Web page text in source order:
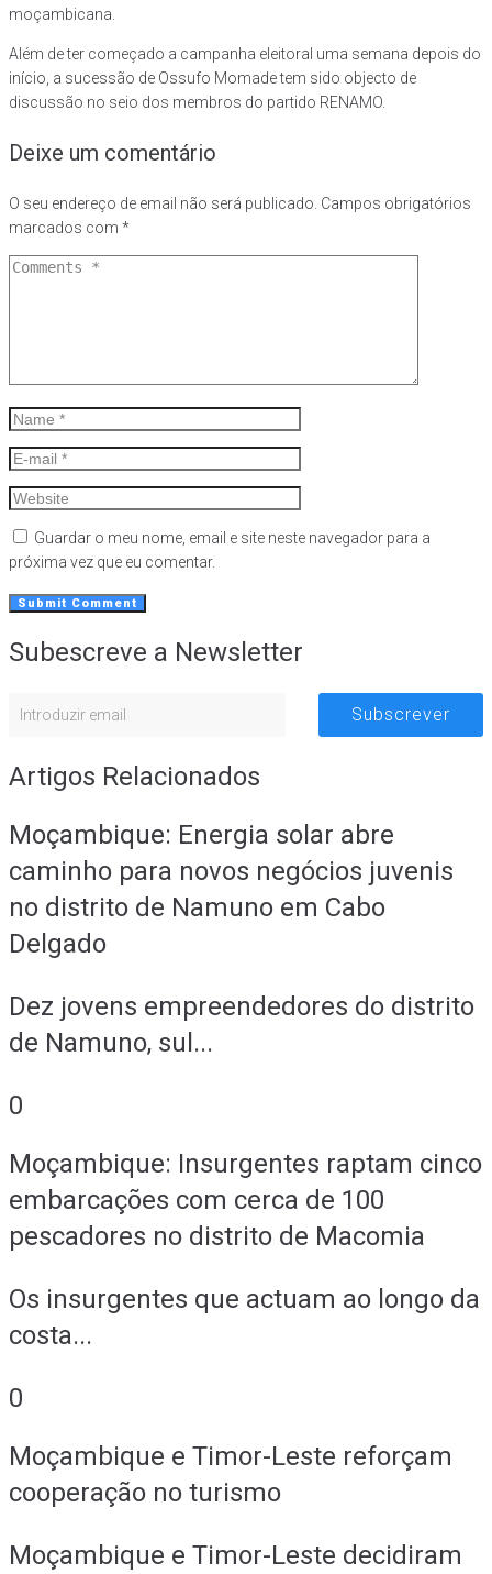
moçambicana.
Além de ter começado a campanha eleitoral uma semana depois do
início, a sucessão de Ossufo Momade tem sido objecto de
discussão no seio dos membros do partido RENAMO.
Deixe um comentário
O seu endereço de email não será publicado. Campos obrigatórios
marcados com *
Guardar o meu nome, email e site neste navegador para a
próxima vez que eu comentar.
Subescreve a Newsletter
Subscrever
Artigos Relacionados
Moçambique: Energia solar abre
caminho para novos negócios juvenis
no distrito de Namuno em Cabo
Delgado
Dez jovens empreendedores do distrito
de Namuno, sul...
0
Moçambique: Insurgentes raptam cinco
embarcações com cerca de 100
pescadores no distrito de Macomia
Os insurgentes que actuam ao longo da
costa...
0
Moçambique e Timor-Leste reforçam
cooperação no turismo
Moçambique e Timor-Leste decidiram